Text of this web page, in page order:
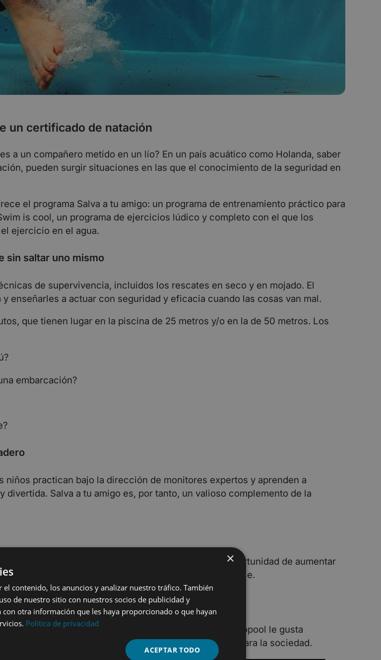
un certificado de natación
a un compañero metido en un lío? En un país acuático como Holanda, saber
pueden surgir situaciones en las que el conocimiento de la seguridad en
el programa Salva a tu amigo: un programa de entrenamiento práctico para
is cool, un programa de ejercicios lúdico y completo con el que los
ejercicio en el agua.
sin saltar uno mismo
de supervivencia, incluidos los rescates en seco y en mojado. El
enseñarles a actuar con seguridad y eficacia cuando las cosas van mal.
que tienen lugar en la piscina de 25 metros y/o en la de 50 metros. Los
embarcación?
practican bajo la dirección de monitores expertos y aprenden a
Salva a tu amigo es, por tanto, un valioso complemento de la
ayudar a dar al mayor número posible de niños la oportunidad de aumentar
para hacer posible el programa y reforzar su alcance.
de Zwembad Hoornse Vaart / Alkmaar Sport. A Variopool le gusta
y hacen que las piscinas sean aún más valiosas para la sociedad.
×
contenido, los anuncios y analizar nuestro tráfico. También
de nuestro sitio con nuestros socios de publicidad y
otra información que les haya proporcionado o que hayan
Política de privacidad
ACEPTAR TODO